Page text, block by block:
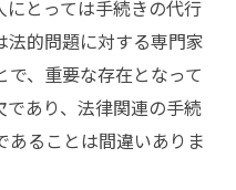
とっては手続きの代行
的問題に対する専門家
、重要な存在となって
であり、法律関連の手続
あることは間違いありま